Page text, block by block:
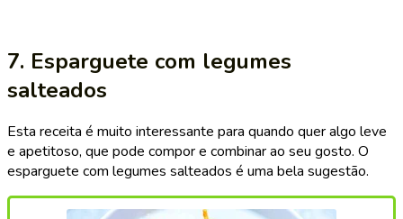
7. Esparguete com legumes
salteados
Esta receita é muito interessante para quando quer algo leve
e apetitoso, que pode compor e combinar ao seu gosto. O
esparguete com legumes salteados é uma bela sugestão.